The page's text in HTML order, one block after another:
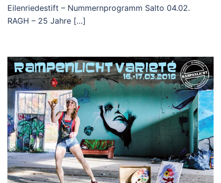
Eilenriedestift – Nummernprogramm Salto 04.02.
RAGH – 25 Jahre […]